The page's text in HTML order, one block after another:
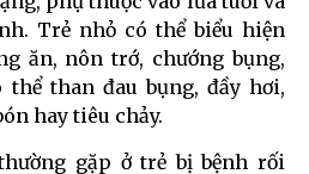
Trẻ nhỏ có thể biểu hiện
ăn, nôn trớ, chướng bụng,
than đau bụng, đầy hơi,
hay tiêu chảy.
gặp ở trẻ bị bệnh rối